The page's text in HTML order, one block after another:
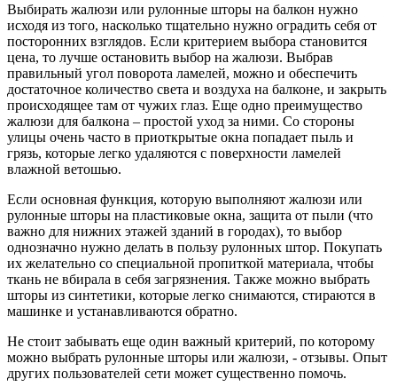
Выбирать жалюзи или рулонные шторы на балкон нужно
исходя из того, насколько тщательно нужно оградить себя от
посторонних взглядов. Если критерием выбора становится
цена, то лучше остановить выбор на жалюзи. Выбрав
правильный угол поворота ламелей, можно и обеспечить
достаточное количество света и воздуха на балконе, и закрыть
происходящее там от чужих глаз. Еще одно преимущество
жалюзи для балкона – простой уход за ними. Со стороны
улицы очень часто в приоткрытые окна попадает пыль и
грязь, которые легко удаляются с поверхности ламелей
влажной ветошью.
Если основная функция, которую выполняют жалюзи или
рулонные шторы на пластиковые окна, защита от пыли (что
важно для нижних этажей зданий в городах), то выбор
однозначно нужно делать в пользу рулонных штор. Покупать
их желательно со специальной пропиткой материала, чтобы
ткань не вбирала в себя загрязнения. Также можно выбрать
шторы из синтетики, которые легко снимаются, стираются в
машинке и устанавливаются обратно.
Не стоит забывать еще один важный критерий, по которому
можно выбрать рулонные шторы или жалюзи, - отзывы. Опыт
других пользователей сети может существенно помочь.